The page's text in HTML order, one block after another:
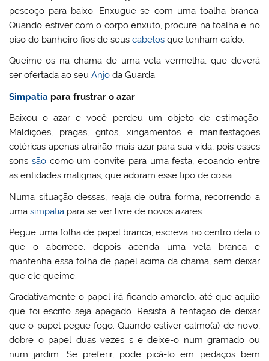
pescoço para baixo. Enxugue-se com uma toalha branca.
Quando estiver com o corpo enxuto, procure na toalha e no
piso do banheiro fios de seuscabelos que tenham caído.
Queime-os na chama de uma vela vermelha, que deverá
ser ofertada ao seuAnjo da Guarda.
Simpatia para frustrar o azar
Baixou o azar e você perdeu um objeto de estimação.
Maldições, pragas, gritos, xingamentos e manifestações
coléricas apenas atrairão mais azar para sua vida, pois esses
sons sãocomo um convite para uma festa, ecoando entre
as entidades malignas, que adoram esse tipo de coisa.
Numa situação dessas, reaja de outra forma, recorrendo a
umasimpatia para se ver livre de novos azares.
Pegue uma folha de papel branca, escreva no centro dela o
que o aborrece, depois acenda uma vela branca e
mantenha essa folha de papel acima da chama, sem deixar
que ele queime.
Gradativamente o papel irá ficando amarelo, até que aquilo
que foi escrito seja apagado. Resista à tentação de deixar
que o papel pegue fogo. Quando estiver calmo(a) de novo,
dobre o papel duas vezes s e deixe-o num gramado ou
num jardim. Se preferir, pode picá-lo em pedaços bem